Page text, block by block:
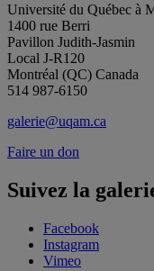
Université du Québec à
1400 rue Berri
Pavillon Judith-Jasmin
Local J-R120
Montréal (QC) Canada
514 987-6150
galerie@uqam.ca
Faire un don
Suivez la
Facebook
Instagram
Vimeo